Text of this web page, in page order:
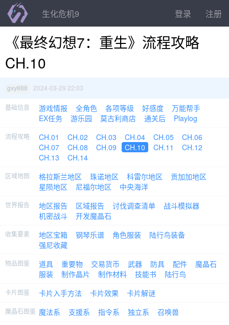
登录 注册
生化危机9
《最终幻想7：重生》流程攻略
CH.10
gxy888 2024-03-29 22:03
基础信息 游戏情报 全角色 各项等级 好感度
万能帮手
EX任务
游乐园 莫古利商店 通关后 Playlog
流程攻略 CH.01 CH.02 CH.03 CH.04 CH.05
CH.06
CH.07
CH.08 CH.09 CH.10 CH.11
CH.12
CH.13
CH.14
区域地图 格拉斯兰地区 珠诺地区 科雷尔地区
贡加加地区
星陨地区
尼福尔地区 中央海洋
世界报告 地区报告 区域报告 讨伐调查清单
战斗模拟器
机密战斗
开发魔晶石
收集要素 地区宝箱 钢琴乐谱 角色服装
陆行鸟装备
强尼收藏
物品图鉴 道具 重要物 交易货币 武器 防具 配件
魔晶石
服装
制作晶片 制作材料 技能书 陆行鸟
卡片图鉴 卡片入手方法 卡片效果 卡片解谜
魔晶石图鉴 魔法系 支援系 指令系 独立系 召唤兽